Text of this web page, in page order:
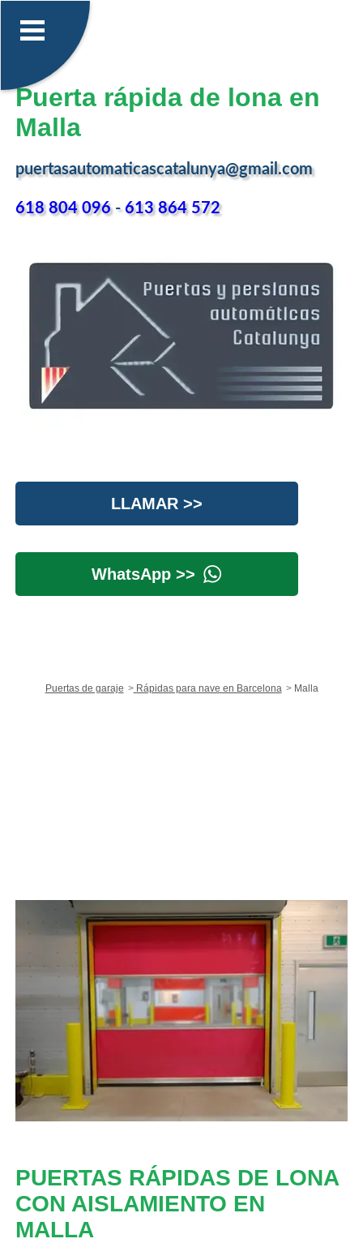
Puerta rápida de lona en
Malla
puertasautomaticascatalunya@gmail.com
618 804 096-613 864 572
LLAMAR >>
WhatsApp >>
Puertas de garaje Rápidas para nave en Barcelona Malla
PUERTAS RÁPIDAS DE LONA
CON AISLAMIENTO EN
MALLA